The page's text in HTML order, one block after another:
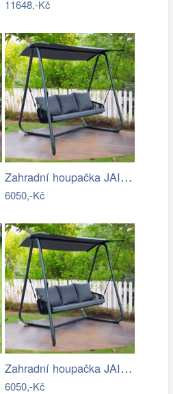
11648,-Kč
Zahradní houpačka JAIRA Tempo Kondela
6050,-Kč
Zahradní houpačka JAIRA Tempo Kondela
6050,-Kč